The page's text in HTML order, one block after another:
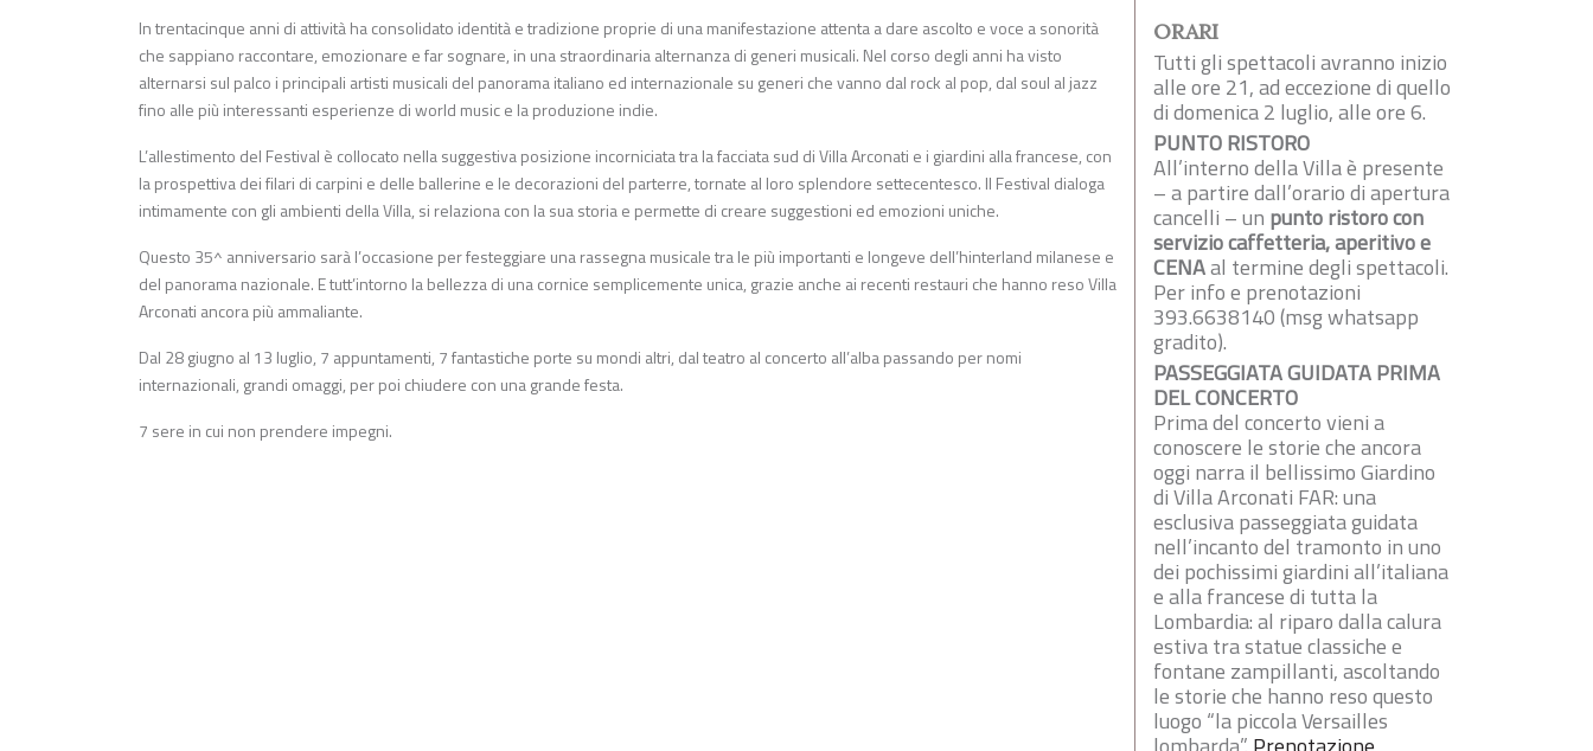
In trentacinque anni di attività ha consolidato identità e tradizione proprie di una manifestazione attenta a dare ascolto e voce a sonorità
che sappiano raccontare, emozionare e far sognare, in una straordinaria alternanza di generi musicali. Nel corso degli anni ha visto
alternarsi sul palco i principali artisti musicali del panorama italiano ed internazionale su generi che vanno dal rock al pop, dal soul al jazz
fino alle più interessanti esperienze di world music e la produzione indie.
L’allestimento del Festival è collocato nella suggestiva posizione incorniciata tra la facciata sud di Villa Arconati e i giardini alla francese, con
la prospettiva dei filari di carpini e delle ballerine e le decorazioni del parterre, tornate al loro splendore settecentesco. Il Festival dialoga
intimamente con gli ambienti della Villa, si relaziona con la sua storia e permette di creare suggestioni ed emozioni uniche.
Questo 35^ anniversario sarà l’occasione per festeggiare una rassegna musicale tra le più importanti e longeve dell’hinterland milanese e
del panorama nazionale. E tutt’intorno la bellezza di una cornice semplicemente unica, grazie anche ai recenti restauri che hanno reso Villa
Arconati ancora più ammaliante.
Dal 28 giugno al 13 luglio, 7 appuntamenti, 7 fantastiche porte su mondi altri, dal teatro al concerto all’alba passando per nomi
internazionali, grandi omaggi, per poi chiudere con una grande festa.
7 sere in cui non prendere impegni.
ORARI
Tutti gli spettacoli avranno inizio
alle ore 21, ad eccezione di quello
di domenica 2 luglio, alle ore 6.
PUNTO RISTORO
All’interno della Villa è presente
– a partire dall’orario di apertura
cancelli – un punto ristoro con
servizio caffetteria, aperitivo e
CENAal termine degli spettacoli.
Per info e prenotazioni
393.6638140 (msg whatsapp
gradito).
PASSEGGIATA GUIDATA PRIMA
DEL CONCERTO
Prima del concerto vieni a
conoscere le storie che ancora
oggi narra il bellissimo Giardino
di Villa Arconati FAR: una
esclusiva passeggiata guidata
nell’incanto del tramonto in uno
dei pochissimi giardini all’italiana
e alla francese di tutta la
Lombardia: al riparo dalla calura
estiva tra statue classiche e
fontane zampillanti, ascoltando
le storie che hanno reso questo
luogo “la piccola Versailles